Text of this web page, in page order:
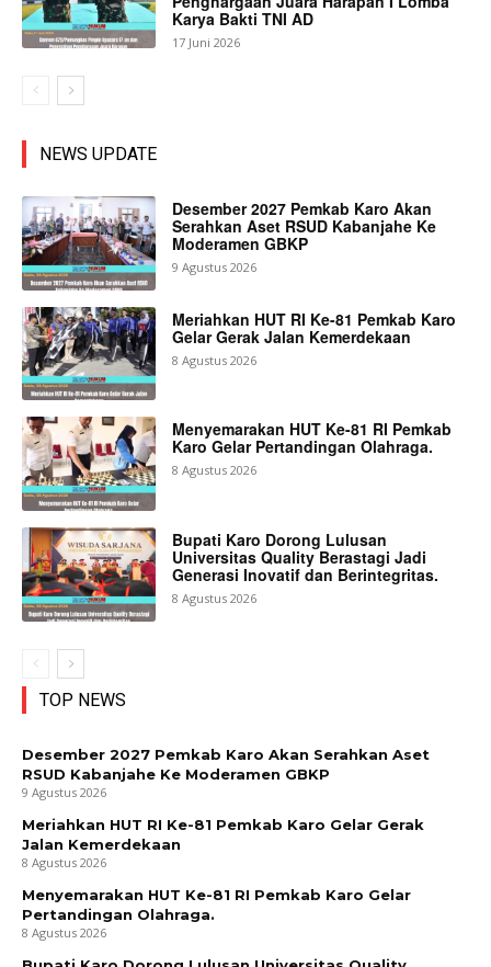
Karya Bakti TNI AD
17 Juni 2026
NEWS UPDATE
Desember 2027 Pemkab Karo Akan
Serahkan Aset RSUD Kabanjahe Ke
Moderamen GBKP
9 Agustus 2026
Meriahkan HUT RI Ke-81 Pemkab Karo
Gelar Gerak Jalan Kemerdekaan
8 Agustus 2026
Menyemarakan HUT Ke-81 RI Pemkab
Karo Gelar Pertandingan Olahraga.
8 Agustus 2026
Bupati Karo Dorong Lulusan
Universitas Quality Berastagi Jadi
Generasi Inovatif dan Berintegritas.
8 Agustus 2026
TOP NEWS
Desember 2027 Pemkab Karo Akan Serahkan Aset
RSUD Kabanjahe Ke Moderamen GBKP
9 Agustus 2026
Meriahkan HUT RI Ke-81 Pemkab Karo Gelar Gerak
Jalan Kemerdekaan
8 Agustus 2026
Menyemarakan HUT Ke-81 RI Pemkab Karo Gelar
Pertandingan Olahraga.
8 Agustus 2026